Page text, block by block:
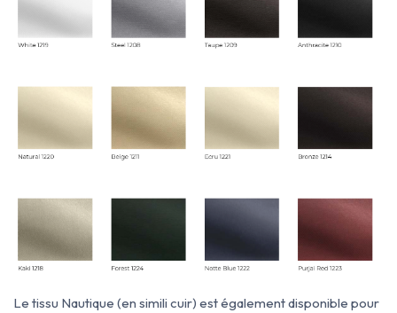
Le tissu Nautique (en simili cuir) est également disponible pour